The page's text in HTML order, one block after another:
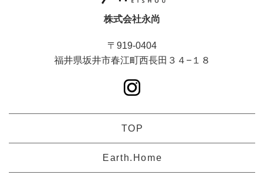
株式会社永尚
〒919-0404
福井県坂井市春江町西長田３４−１８
TOP
Earth.Home